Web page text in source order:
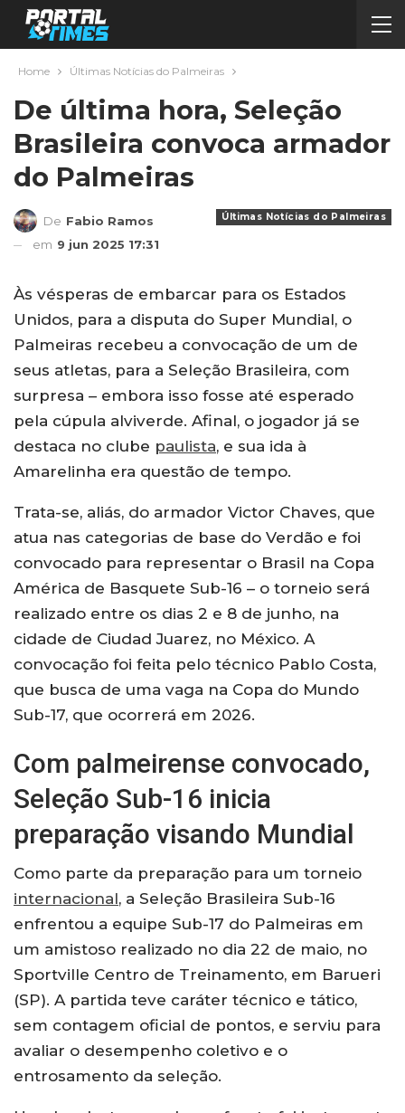
Home Últimas Notícias do Palmeiras
De última hora, Seleção
Brasileira convoca armador
do Palmeiras
Últimas Notícias do Palmeiras
De Fabio Ramos
em 9 jun 2025 17:31
Às vésperas de embarcar para os Estados
Unidos, para a disputa do Super Mundial, o
Palmeiras recebeu a convocação de um de
seus atletas, para a Seleção Brasileira, com
surpresa – embora isso fosse até esperado
pela cúpula alviverde. Afinal, o jogador já se
destaca no clube paulista, e sua ida à
Amarelinha era questão de tempo.
Trata-se, aliás, do armador Victor Chaves, que
atua nas categorias de base do Verdão e foi
convocado para representar o Brasil na Copa
América de Basquete Sub-16 – o torneio será
realizado entre os dias 2 e 8 de junho, na
cidade de Ciudad Juarez, no México. A
convocação foi feita pelo técnico Pablo Costa,
que busca de uma vaga na Copa do Mundo
Sub-17, que ocorrerá em 2026.
Com palmeirense convocado,
Seleção Sub-16 inicia
preparação visando Mundial
Como parte da preparação para um torneio
internacional, a Seleção Brasileira Sub-16
enfrentou a equipe Sub-17 do Palmeiras em
um amistoso realizado no dia 22 de maio, no
Sportville Centro de Treinamento, em Barueri
(SP). A partida teve caráter técnico e tático,
sem contagem oficial de pontos, e serviu para
avaliar o desempenho coletivo e o
entrosamento da seleção.